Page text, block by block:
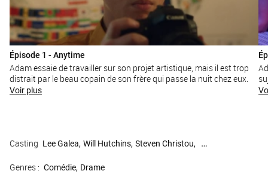
Épisode 1 - Anytime
Adam essaie de travailler sur son projet artistique, mais il est trop
distrait par le beau copain de son frère qui passe la nuit chez eux.
Voir plus
Casting Lee Galea Will Hutchins Steven Christou Jake Hyde
Genres : Comédie Drame